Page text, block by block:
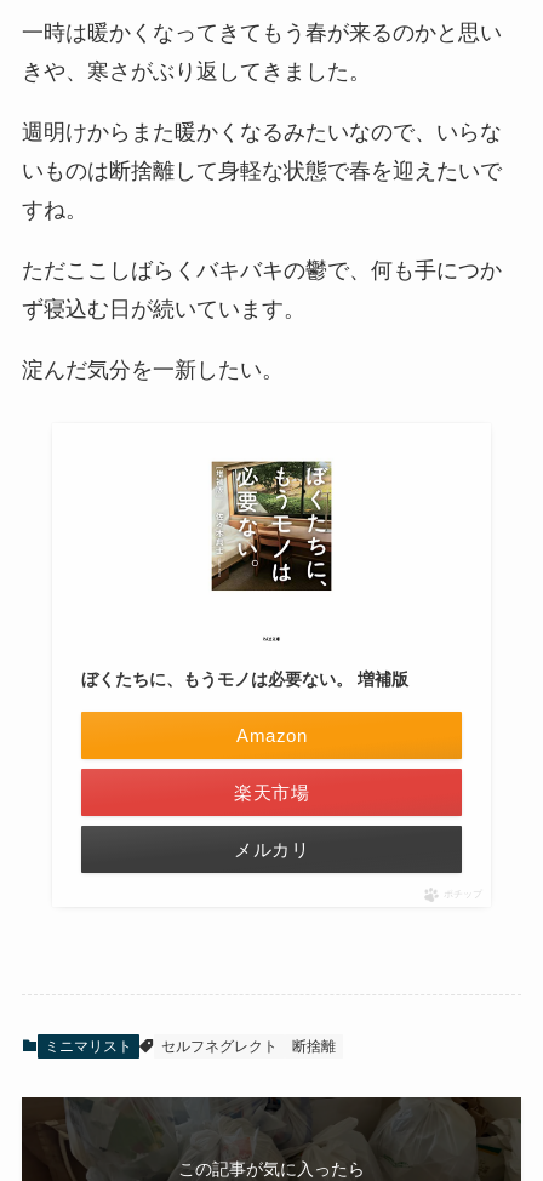
一時は暖かくなってきてもう春が来るのかと思い
きや、寒さがぶり返してきました。
週明けからまた暖かくなるみたいなので、いらな
いものは断捨離して身軽な状態で春を迎えたいで
すね。
ただここしばらくバキバキの鬱で、何も手につか
ず寝込む日が続いています。
淀んだ気分を一新したい。
ぼくたちに、もうモノは必要ない。 増補版
Amazon
楽天市場
メルカリ
ポチップ
ミニマリスト セルフネグレクト 断捨離
この記事が気に入ったら